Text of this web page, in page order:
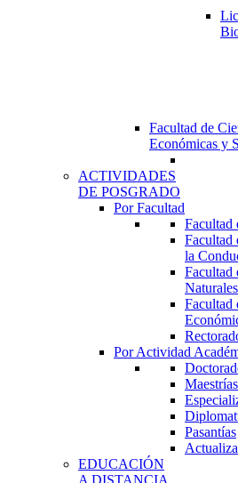
Facultad de
Económicas y
ACTIVIDADES
DE POSGRADO
Por Facultad
Facultad
Facultad
la
Facultad
Facultad
Por Actividad
Maestrías
Pasantías
EDUCACIÓN
A DISTANCIA